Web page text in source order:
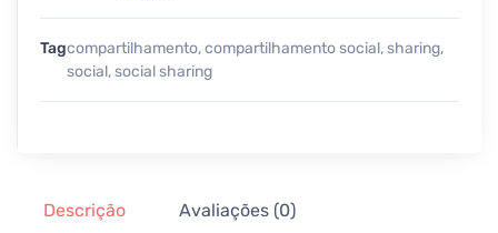
Tagcompartilhamento,compartilhamento social,sharing,
social,social sharing
Descrição Avaliações (0)